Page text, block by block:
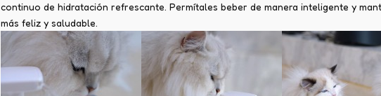
continuo de hidratación refrescante. Permítales beber de manera inteligente y
más feliz y saludable.